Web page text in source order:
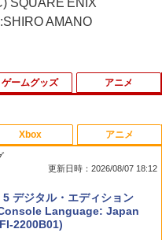
AMANO
値下げ・新品・未開封
ツ・レガシー Switch 2
】※セール品のため、返品
コナミ『SILENT HILL f
ルf』ELJM-30731 PS5 ゲ
週間保証【中古】
ゲームグッズ
(マジ)で学ぶLECで合格(う
物取引主任者
アニメ
使用品】モアナと伝説の海
のみ]
ン レイダース|オンライン
更新日時：2026/08/07 18:12
デジタル・エディション
Language: Japan
2200B01)
Xbox アニメ